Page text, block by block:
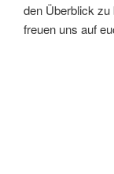
den Überblick zu
freuen uns auf